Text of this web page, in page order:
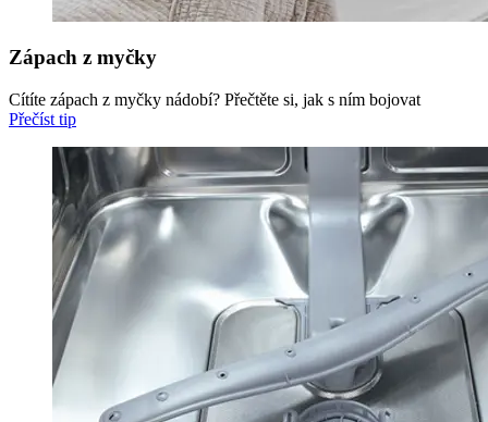
Zápach z myčky
Cítíte zápach z myčky nádobí? Přečtěte si, jak s ním bojovat
Přečíst tip